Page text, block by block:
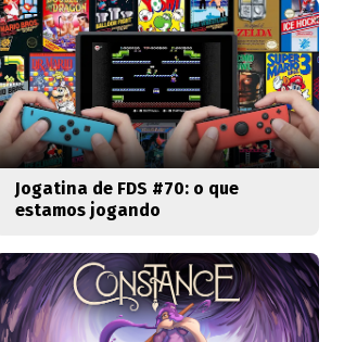
Jogatina de FDS #70: o que
estamos jogando